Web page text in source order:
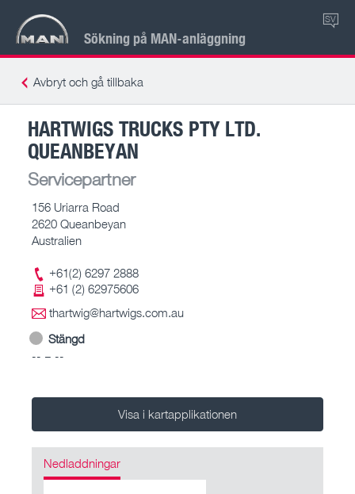
Sökning på MAN-anläggning
SV
Avbryt och gå tillbaka
HARTWIGS TRUCKS PTY LTD.
QUEANBEYAN
Servicepartner
156 Uriarra Road
2620 Queanbeyan
Australien
+61(2) 6297 2888
+61 (2) 62975606
thartwig@hartwigs.com.au
Stängd
-- – --
Visa i kartapplikationen
Nedladdningar